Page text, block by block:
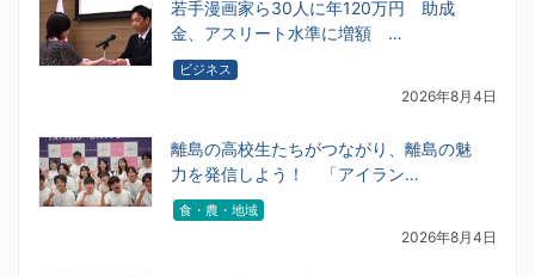
若手漫画家ら30人に年120万円 助成
金、アスリート水準に増額 …
ビジネス
2026年8月4日
離島の高校生たちがつながり、離島の魅
力を発信しよう！ 「アイラン…
食・農・地域
2026年8月4日